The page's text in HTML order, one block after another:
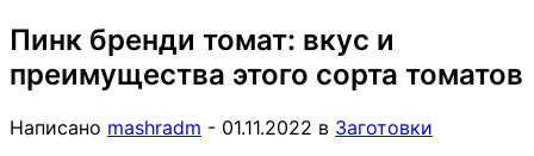
Пинк бренди томат: вкус и
преимущества этого сорта томатов
Написано mashradm - 01.11.2022 в Заготовки